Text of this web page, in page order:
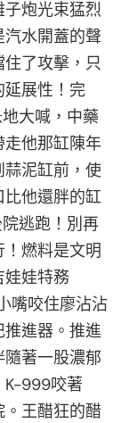
炮光束猛烈
水開蓋的聲
了攻擊，只
延展性！完
大喊，中藥
他那缸陳年
泥缸前，使
他還胖的缸
逃跑！別再
燃料是文明
娃娃特務
嘴咬住廖沾沾
進器。推進
著一股濃郁
K-999咬著
王醋狂的醋